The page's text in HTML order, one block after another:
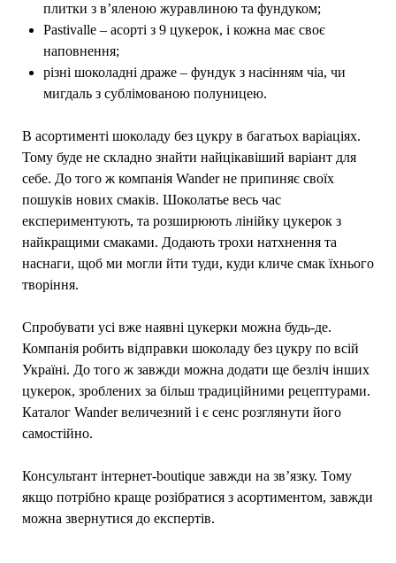
плитки з в’яленою журавлиною та фундуком;
Pastivalle – асорті з 9 цукерок, і кожна має своє
наповнення;
різні шоколадні драже – фундук з насінням чіа, чи
мигдаль з сублімованою полуницею.
В асортименті шоколаду без цукру в багатьох варіаціях.
Тому буде не складно знайти найцікавіший варіант для
себе. До того ж компанія Wander не припиняє своїх
пошуків нових смаків. Шоколатье весь час
експериментують, та розширюють лінійку цукерок з
найкращими смаками. Додають трохи натхнення та
наснаги, щоб ми могли йти туди, куди кличе смак їхнього
творіння.
Спробувати усі вже наявні цукерки можна будь-де.
Компанія робить відправки шоколаду без цукру по всій
Україні. До того ж завжди можна додати ще безліч інших
цукерок, зроблених за більш традиційними рецептурами.
Каталог Wander величезний і є сенс розглянути його
самостійно.
Консультант інтернет-boutique завжди на зв’язку. Тому
якщо потрібно краще розібратися з асортиментом, завжди
можна звернутися до експертів.